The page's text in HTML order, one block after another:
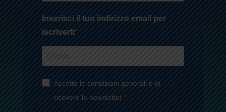
Inserisci il tuo indirizzo email per
iscriverti
Accetto le condizioni generali e di
ricevere le newsletter